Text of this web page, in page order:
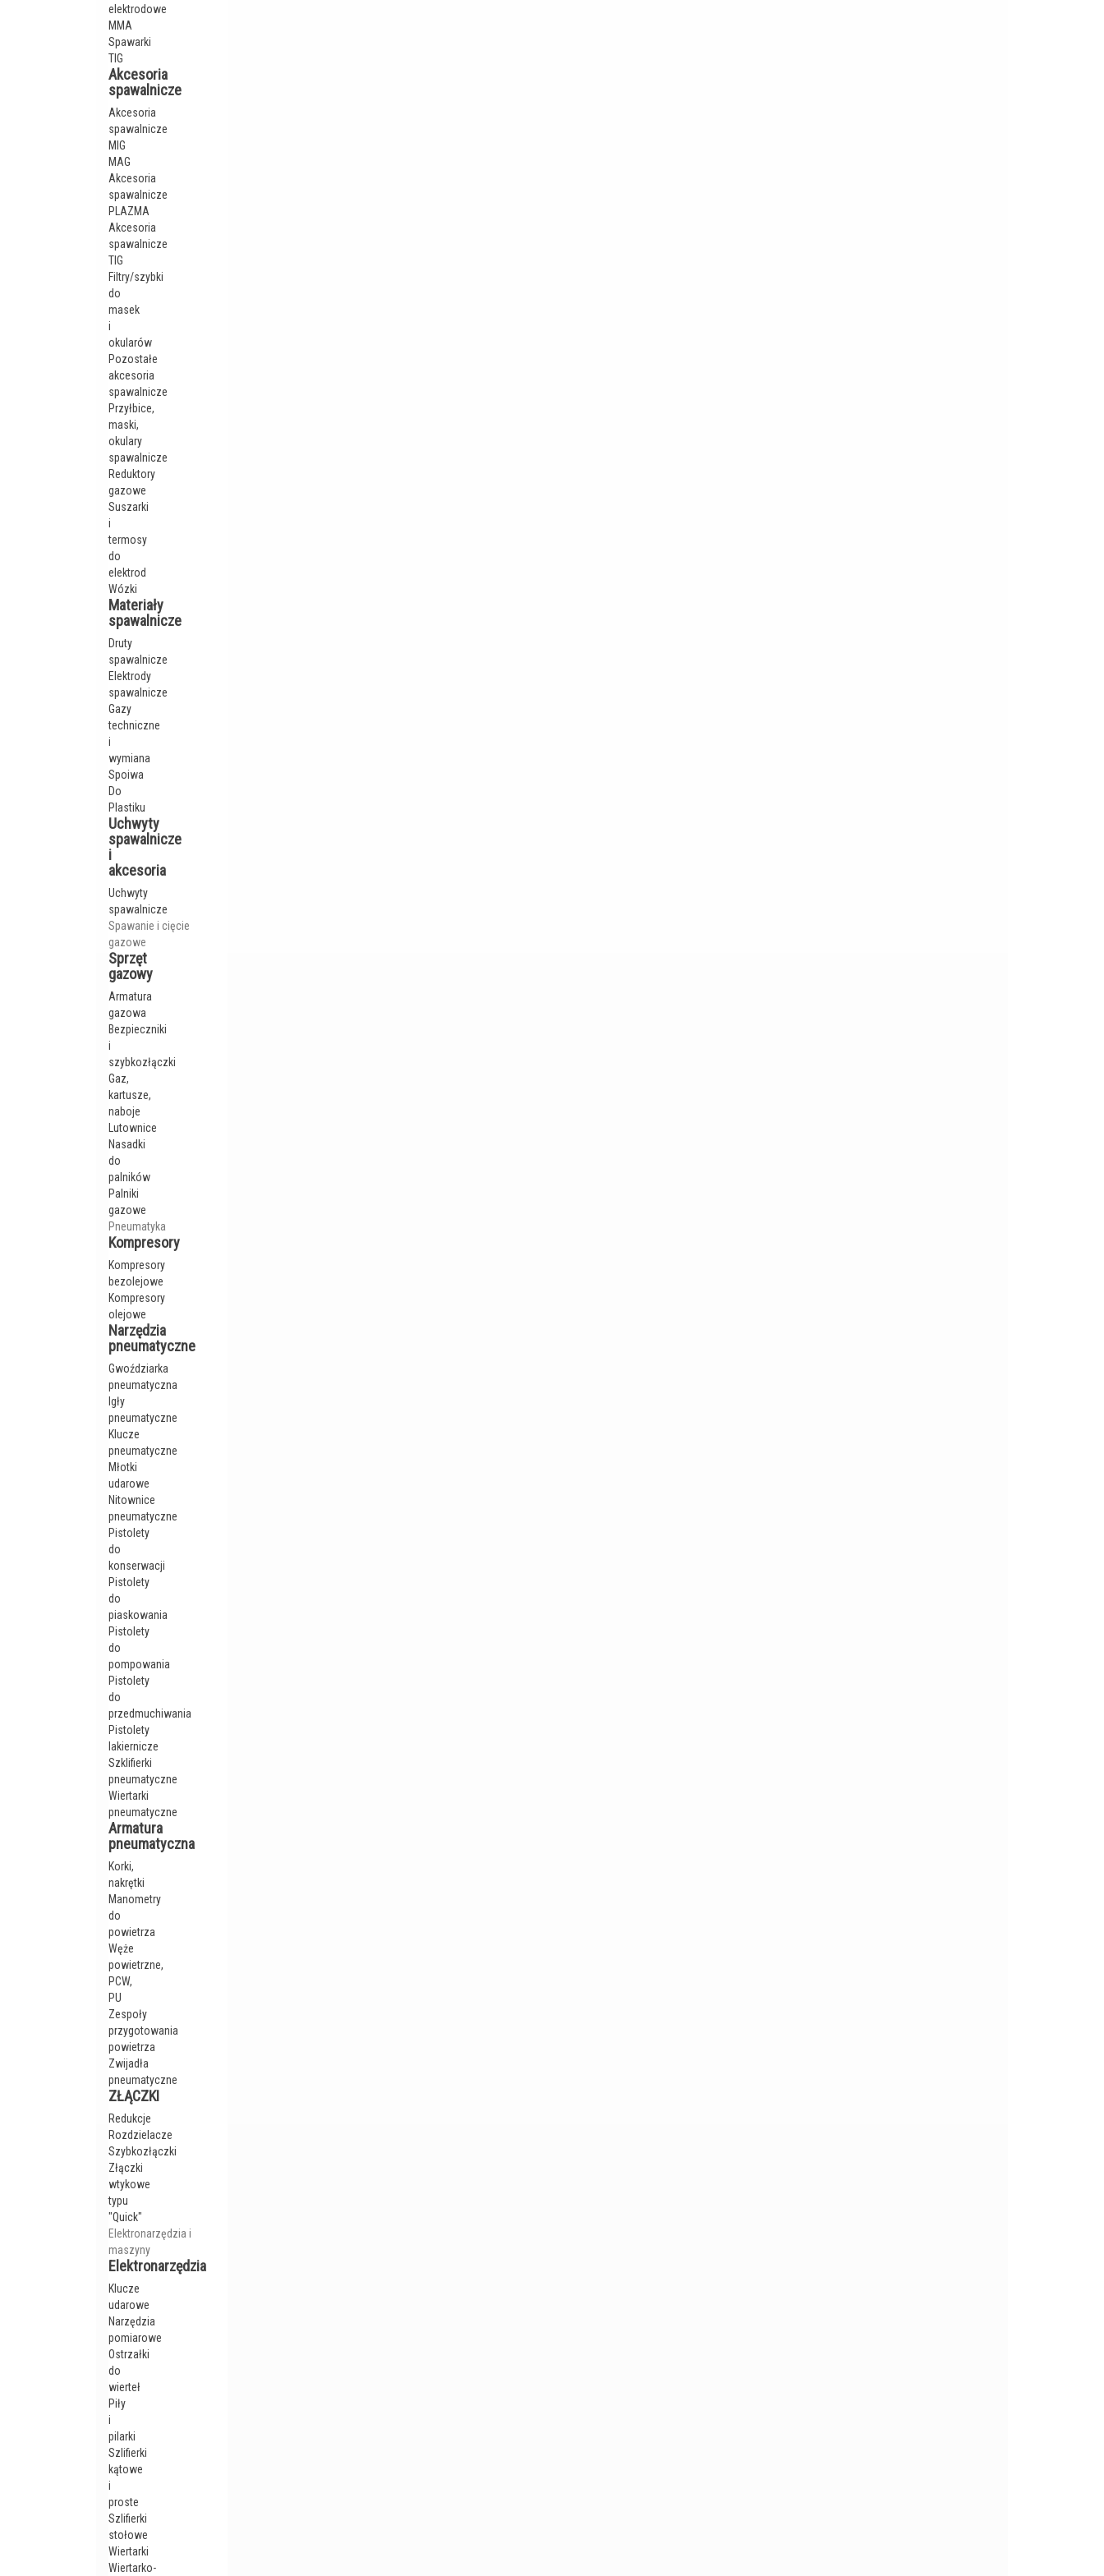
elektrodowe
MMA
Spawarki
TIG
Akcesoria
spawalnicze
Akcesoria
spawalnicze
MIG
MAG
Akcesoria
spawalnicze
PLAZMA
Akcesoria
spawalnicze
TIG
Filtry/szybki
do
masek
i
okularów
Pozostałe
akcesoria
spawalnicze
Przyłbice,
maski,
okulary
spawalnicze
Reduktory
gazowe
Suszarki
i
termosy
do
elektrod
Wózki
Materiały
spawalnicze
Druty
spawalnicze
Elektrody
spawalnicze
Gazy
techniczne
i
wymiana
Spoiwa
Do
Plastiku
Uchwyty
spawalnicze
i
akcesoria
Uchwyty
spawalnicze
Spawanie i cięcie
gazowe
Sprzęt
gazowy
Armatura
gazowa
Bezpieczniki
i
szybkozłączki
Gaz,
kartusze,
naboje
Lutownice
Nasadki
do
palników
Palniki
gazowe
Pneumatyka
Kompresory
Kompresory
bezolejowe
Kompresory
olejowe
Narzędzia
pneumatyczne
Gwoździarka
pneumatyczna
Igły
pneumatyczne
Klucze
pneumatyczne
Młotki
udarowe
Nitownice
pneumatyczne
Pistolety
do
konserwacji
Pistolety
do
piaskowania
Pistolety
do
pompowania
Pistolety
do
przedmuchiwania
Pistolety
lakiernicze
Szklifierki
pneumatyczne
Wiertarki
pneumatyczne
Armatura
pneumatyczna
Korki,
nakrętki
Manometry
do
powietrza
Węże
powietrzne,
PCW,
PU
Zespoły
przygotowania
powietrza
Zwijadła
pneumatyczne
ZŁĄCZKI
Redukcje
Rozdzielacze
Szybkozłączki
Złączki
wtykowe
typu
"Quick"
Elektronarzędzia i
maszyny
Elektronarzędzia
Klucze
udarowe
Narzędzia
pomiarowe
Ostrzałki
do
wierteł
Piły
i
pilarki
Szlifierki
kątowe
i
proste
Szlifierki
stołowe
Wiertarki
Wiertarko-